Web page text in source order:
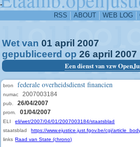
-
RSS ABOUT WEB LOG
Wet van 01 april 2007
gepubliceerd op 26 april 2007
Een dienst van vzw
bron federale overheidsdienst financien
numac 2007003184
pub. 26/04/2007
prom. 01/04/2007
ELI
eli/wet/2007/04/01/2007003184/staatsblad
staatsblad
https://www.ejustice.just.fgov.be/cgi/
links Raad van State (chrono)